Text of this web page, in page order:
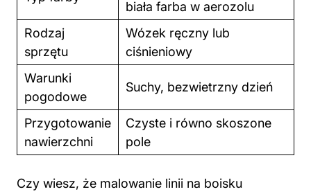
biała farba w aerozolu
Rodzaj
sprzętu
Wózek ręczny lub
ciśnieniowy
Warunki
pogodowe
Suchy, bezwietrzny dzień
Przygotowanie
nawierzchni
Czyste i równo skoszone
pole
Czy wiesz, że malowanie linii na boisku